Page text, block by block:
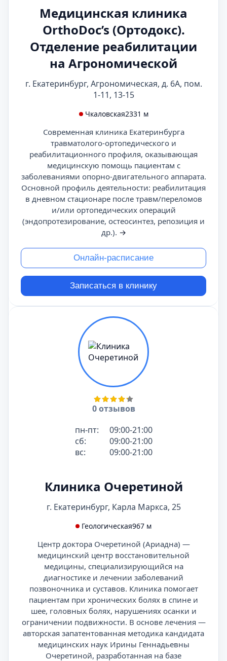
Медицинская клиника
OrthoDoc’s (Ортодокс).
Отделение реабилитации
на Агрономической
г. Екатеринбург, Агрономическая, д. 6А, пом.
1-11, 13-15
Чкаловская2331 м
Современная клиника Екатеринбурга
травматолого-ортопедического и
реабилитационного профиля, оказывающая
медицинскую помощь пациентам с
заболеваниями опорно-двигательного аппарата.
Основной профиль деятельности: реабилитация
в дневном стационаре после травм/переломов
и/или ортопедических операций
(эндопротезирование, остеосинтез, репозиция и
др.). →
Онлайн-расписание
Записаться в клинику
0 отзывов
пн-пт:
09:00-21:00
сб:
09:00-21:00
вс:
09:00-21:00
Клиника Очеретиной
г. Екатеринбург, Карла Маркса, 25
Геологическая967 м
Центр доктора Очеретиной (Ариадна) —
медицинский центр восстановительной
медицины, специализирующийся на
диагностике и лечении заболеваний
позвоночника и суставов. Клиника помогает
пациентам при хронических болях в спине и
шее, головных болях, нарушениях осанки и
ограничении подвижности. В основе лечения —
авторская запатентованная методика кандидата
медицинских наук Ирины Геннадьевны
Очеретиной, разработанная на базе